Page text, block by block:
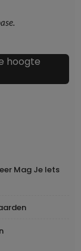
hoogte
Mag Je Iets